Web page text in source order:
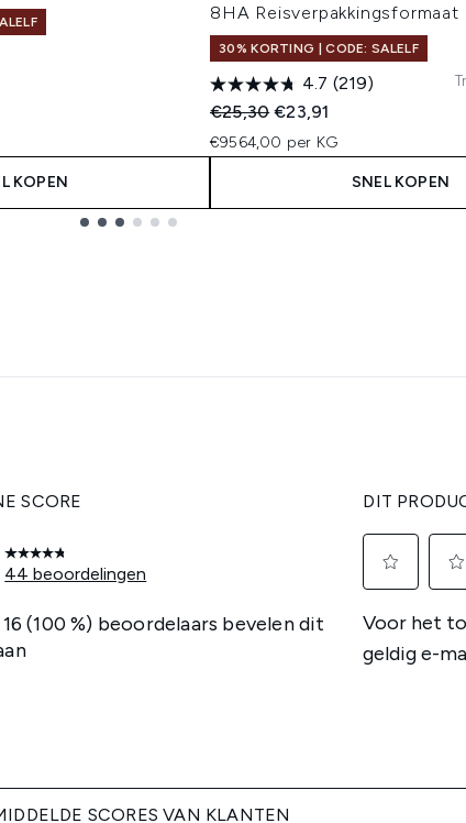
KOPEN
8HA Reisverpakkingsformaat
30% KORTING | CODE: SALELF
4.7 (219)
Recommended Retail Price:
€25,30Huidige prijs:
€23,91
€9564,00 per KG
SNEL KOPEN